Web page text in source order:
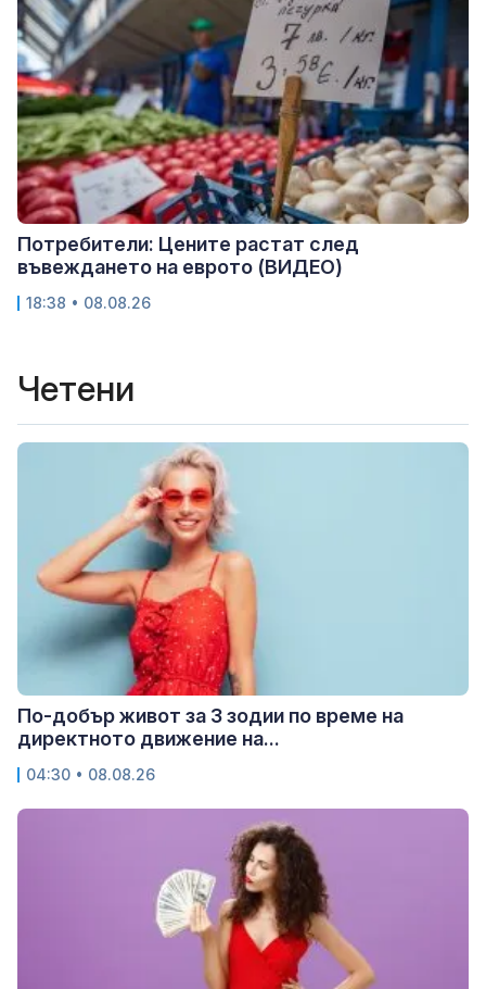
Потребители: Цените растат след
въвеждането на еврото (ВИДЕО)
18:38 • 08.08.26
Четени
По-добър живот за 3 зодии по време на
директното движение на...
04:30 • 08.08.26